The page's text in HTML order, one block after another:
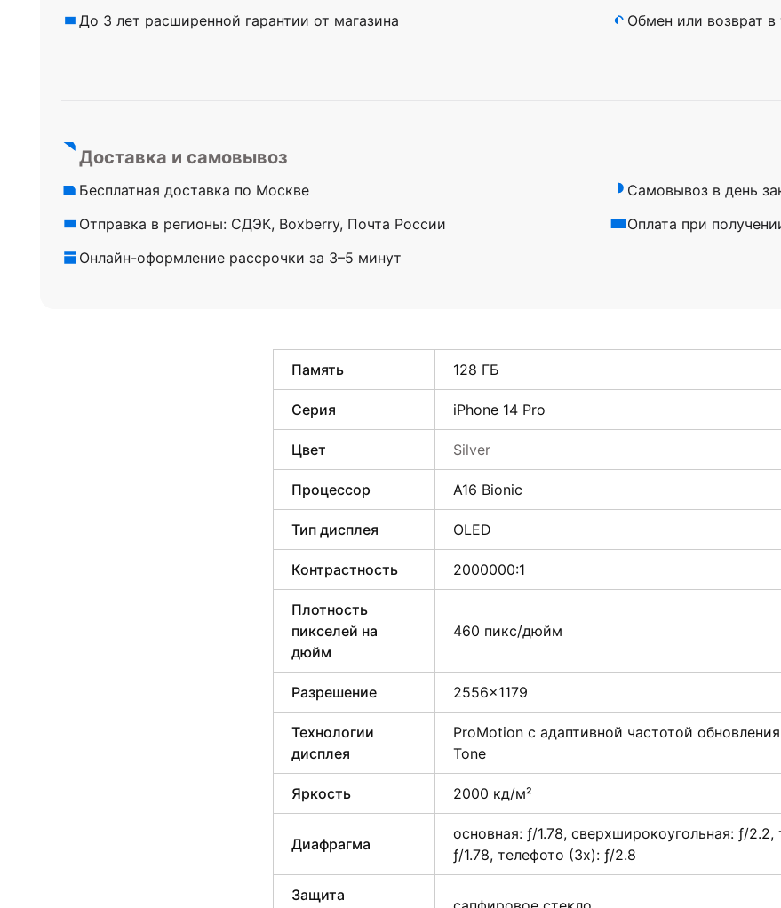
До 3 лет расширенной гарантии от магазина
Обмен или возврат в
Доставка и самовывоз
Бесплатная доставка по Москве
Самовывоз в день
Отправка в регионы: СДЭК, Boxberry, Почта России
Оплата при
Онлайн-оформление рассрочки за 3–5 минут
Память 128 ГБ
Серия iPhone 14 Pro
Цвет Silver
Процессор A16 Bionic
Тип дисплея OLED
Контрастность 2000000:1
Плотность
пикселей на
дюйм
460 пикс/дюйм
Разрешение 2556×1179
Технологии
дисплея
ProMotion с адаптивной частотой
Tone
Яркость 2000 кд/м²
Диафрагма
основная: ƒ/1.78, сверхшироко­угольная: ƒ/
ƒ/1.78, телефото (3x): ƒ/2.8
Защита